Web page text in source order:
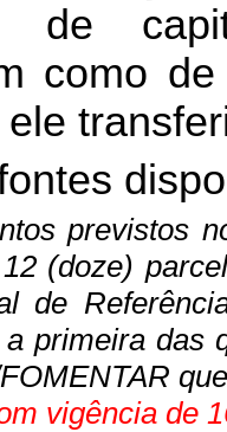
de
como
previstos
(doze)
de
primeira das
vigência de